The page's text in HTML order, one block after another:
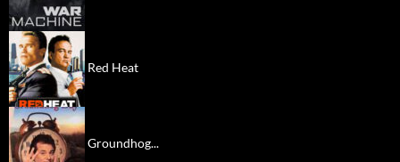
Red Heat
Groundhog...